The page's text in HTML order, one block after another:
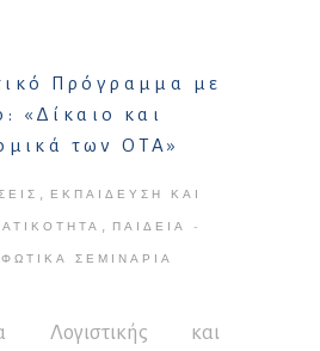
Πρόγραμμα με
«Δίκαιο και
των ΟΤΑ»
ΕΚΠΑΊΔΕΥΣΗ ΚΑΙ
ΠΑΙΔΕΊΑ -
ΣΕΜΙΝΆΡΙΑ
Λογιστικής και